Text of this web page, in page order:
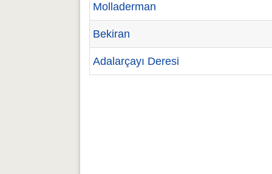
Molladerman
Bekiran
Adalarçayı Deresi